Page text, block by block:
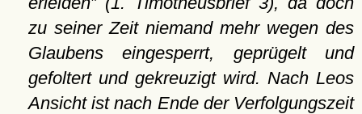
zu seiner Zeit niemand mehr wegen des
Glaubens eingesperrt, geprügelt und
gefoltert und gekreuzigt wird. Nach Leos
Ansicht ist nach Ende der Verfolgungszeit